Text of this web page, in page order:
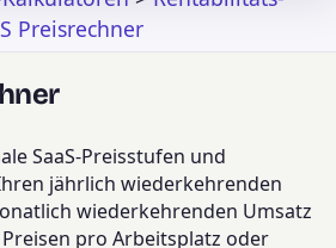
Preisrechner
SaaS-Preisstufen und
jährlich wiederkehrenden
wiederkehrenden Umsatz
pro Arbeitsplatz oder